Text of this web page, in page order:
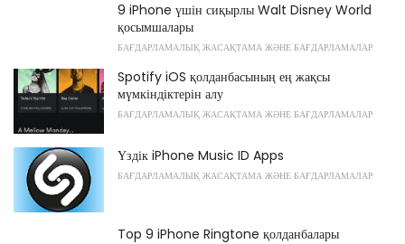
9 iPhone үшін сиқырлы Walt Disney World
қосымшалары
БАҒДАРЛАМАЛЫҚ ЖАСАҚТАМА ЖӘНЕ БАҒДАРЛАМАЛАР
Spotify iOS қолданбасының ең жақсы
мүмкіндіктерін алу
БАҒДАРЛАМАЛЫҚ ЖАСАҚТАМА ЖӘНЕ БАҒДАРЛАМАЛАР
Үздік iPhone Music ID Apps
БАҒДАРЛАМАЛЫҚ ЖАСАҚТАМА ЖӘНЕ БАҒДАРЛАМАЛАР
Top 9 iPhone Ringtone қолданбалары